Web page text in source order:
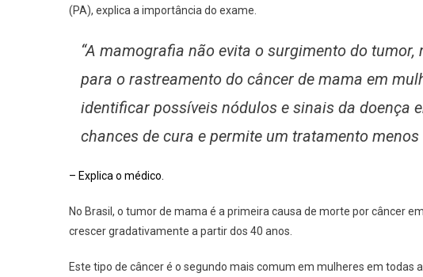
(PA), explica a importância do exame.
“A mamografia não evita o surgimento do
para o rastreamento do câncer de mama em
identificar possíveis nódulos e sinais da doença
chances de cura e permite um tratamento menos
– Explica o médico.
No Brasil, o tumor de mama é a primeira causa de morte por câncer
crescer gradativamente a partir dos 40 anos.
Este tipo de câncer é o segundo mais comum em mulheres em todas